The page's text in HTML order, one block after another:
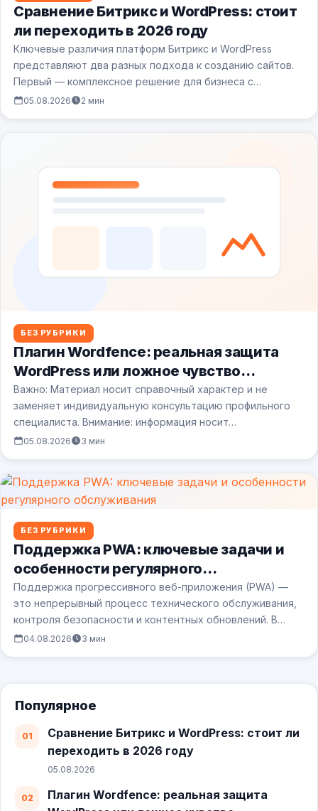
Сравнение Битрикс и WordPress: стоит
ли переходить в 2026 году
Ключевые различия платформ Битрикс и WordPress
представляют два разных подхода к созданию сайтов.
Первый — комплексное решение для бизнеса с…
05.08.2026 2 мин
БЕЗ РУБРИКИ
Плагин Wordfence: реальная защита
WordPress или ложное чувство
безопасности?
Важно: Материал носит справочный характер и не
заменяет индивидуальную консультацию профильного
специалиста. Внимание: информация носит
ознакомительный характер. Безопасность сайта
05.08.2026 3 мин
БЕЗ РУБРИКИ
Поддержка PWA: ключевые задачи и
особенности регулярного
обслуживания
Поддержка прогрессивного веб-приложения (PWA) —
это непрерывный процесс технического обслуживания,
контроля безопасности и контентных обновлений. В
отличие от традиционных сайтов,…
04.08.2026 3 мин
Популярное
Сравнение Битрикс и WordPress: стоит ли
переходить в 2026 году
05.08.2026
Плагин Wordfence: реальная защита